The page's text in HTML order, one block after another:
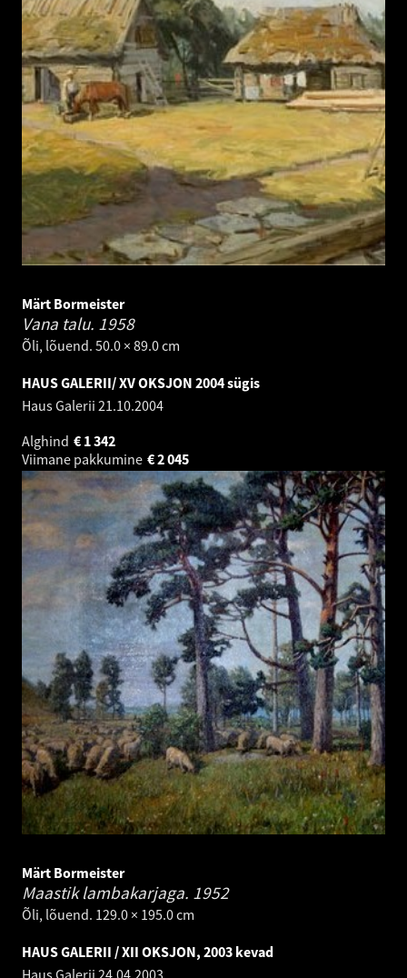
Märt Bormeister
Vana talu. 1958
Õli, lõuend. 50.0 × 89.0 cm
HAUS GALERII/ XV OKSJON 2004 sügis
Haus Galerii 21.10.2004
Alghind
1 342
€
Viimane pakkumine
2 045
€
Märt Bormeister
Maastik lambakarjaga. 1952
Õli, lõuend. 129.0 × 195.0 cm
HAUS GALERII / XII OKSJON, 2003 kevad
Haus Galerii 24.04.2003